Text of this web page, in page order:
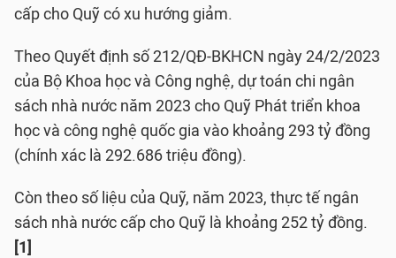
cấp cho Quỹ có xu hướng giảm.
Theo Quyết định số 212/QĐ-BKHCN ngày 24/2/2023
của Bộ Khoa học và Công nghệ, dự toán chi ngân
sách nhà nước năm 2023 cho Quỹ Phát triển khoa
học và công nghệ quốc gia vào khoảng 293 tỷ đồng
(chính xác là 292.686 triệu đồng).
Còn theo số liệu của Quỹ, năm 2023, thực tế ngân
sách nhà nước cấp cho Quỹ là khoảng 252 tỷ đồng.
[1]